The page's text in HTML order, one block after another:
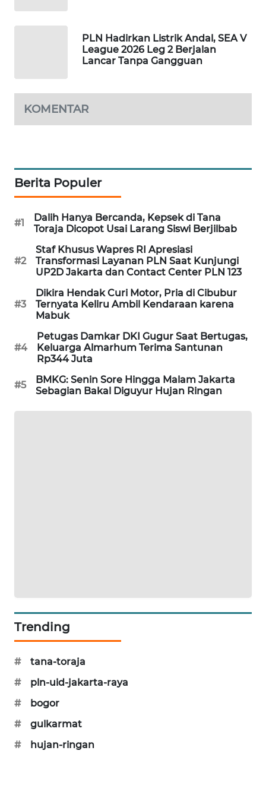
PLN Hadirkan Listrik Andal, SEA V
League 2026 Leg 2 Berjalan
Lancar Tanpa Gangguan
KOMENTAR
Berita Populer
#1
Dalih Hanya Bercanda, Kepsek di Tana
Toraja Dicopot Usai Larang Siswi Berjilbab
#2
Staf Khusus Wapres RI Apresiasi
Transformasi Layanan PLN Saat Kunjungi
UP2D Jakarta dan Contact Center PLN 123
#3
Dikira Hendak Curi Motor, Pria di Cibubur
Ternyata Keliru Ambil Kendaraan karena
Mabuk
#4
Petugas Damkar DKI Gugur Saat Bertugas,
Keluarga Almarhum Terima Santunan
Rp344 Juta
#5
BMKG: Senin Sore Hingga Malam Jakarta
Sebagian Bakal Diguyur Hujan Ringan
Trending
#
tana-toraja
#
pln-uid-jakarta-raya
#
bogor
#
gulkarmat
#
hujan-ringan
WAHANA
LISTRIK
WAHANA
TV
WAHANANEWS
WAHANANEWS
NET
WAHANA
SPORT
WAHANA
UMKM
WAHANA
SELEB
WAHANA
LAPAK
WAHANA
Wahana
KONSUMEN
MASYARAKAT
KELISTRIKAN